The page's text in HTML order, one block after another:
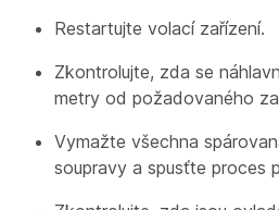
Restartujte volací zařízení.
Zkontrolujte, zda se
metry od požadovaného
Vymažte všechna
soupravy a spusťte proces